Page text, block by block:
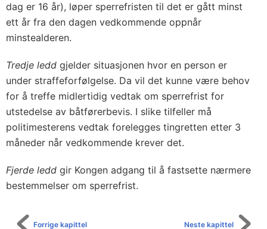
dag er 16 år), løper sperrefristen til det er gått minst
ett år fra den dagen vedkommende oppnår
minstealderen.
Tredje ledd gjelder situasjonen hvor en person er
under straffeforfølgelse. Da vil det kunne være behov
for å treffe midlertidig vedtak om sperrefrist for
utstedelse av båtførerbevis. I slike tilfeller må
politimesterens vedtak forelegges tingretten etter 3
måneder når vedkommende krever det.
Fjerde ledd gir Kongen adgang til å fastsette nærmere
bestemmelser om sperrefrist.
Neste kapittel
Forrige kapittel